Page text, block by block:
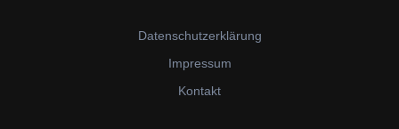
Datenschutzerklärung
Impressum
Kontakt